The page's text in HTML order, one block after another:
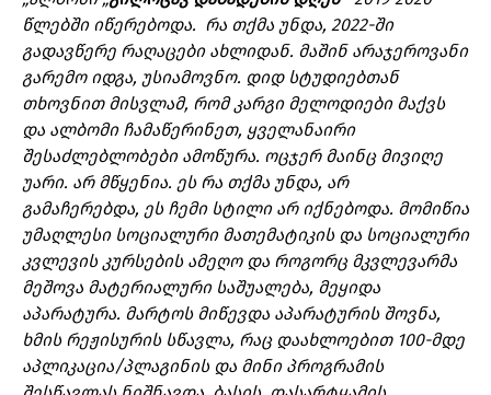
წლებში იწერებოდა. რა თქმა უნდა, 2022-ში
გადავწერე რაღაცები ახლიდან. მაშინ არაჯეროვანი
გარემო იდგა, უსიამოვნო. დიდ სტუდიებთან
თხოვნით მისვლამ, რომ კარგი მელოდიები მაქვს
და ალბომი ჩამაწერინეთ, ყველანაირი
შესაძლებლობები ამოწურა. ოცჯერ მაინც მივიღე
უარი. არ მწყენია. ეს რა თქმა უნდა, არ
გამაჩერებდა, ეს ჩემი სტილი არ იქნებოდა. მომიწია
უმაღლესი სოციალური მათემატიკის და სოციალური
კვლევის კურსების ამეღო და როგორც მკვლევარმა
მეშოვა მატერიალური საშუალება, მეყიდა
აპარატურა. მარტოს მიწევდა აპარატურის შოვნა,
ხმის რეჟისურის სწავლა, რაც დაახლოებით 100-მდე
აპლიკაცია/პლაგინის და მინი პროგრამის